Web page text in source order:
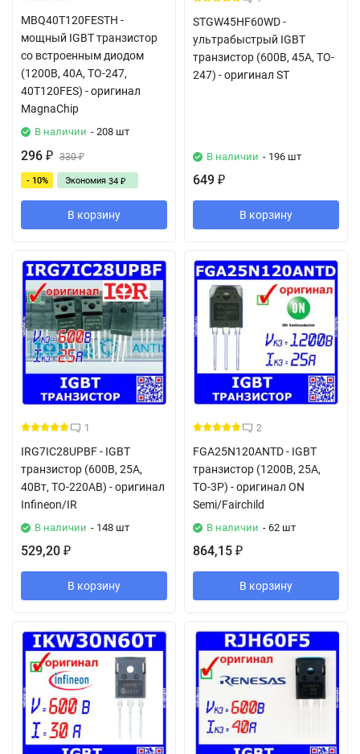
MBQ40T120FESTH -
мощный IGBT транзистор
со встроенным диодом
(1200В, 40А, TO-247,
40T120FES) - оригинал
MagnaChip
В наличии - 208 шт
296 ₽ 330₽
- 10% Экономия 34 ₽
В корзину
STGW45HF60WD -
ультрабыстрый IGBT
транзистор (600В, 45А, TO-
247) - оригинал ST
В наличии - 196 шт
649 ₽
В корзину
1
IRG7IC28UPBF - IGBT
транзистор (600В, 25А,
40Вт, TO-220AB) - оригинал
Infineon/IR
В наличии - 148 шт
529,20 ₽
В корзину
2
FGA25N120ANTD - IGBT
транзистор (1200В, 25А,
TO-3P) - оригинал ON
Semi/Fairchild
В наличии - 62 шт
864,15 ₽
В корзину